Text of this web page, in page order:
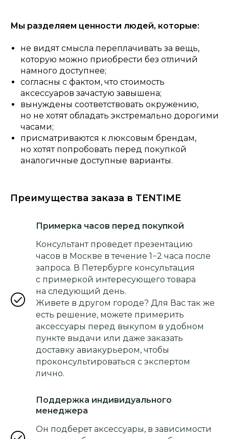
Мы разделяем ценности людей, которые:
не видят смысла переплачивать за вещь,
которую можно приобрести без отличий
намного доступнее;
согласны с фактом, что стоимость
аксессуаров зачастую завышена;
вынуждены соответствовать окружению,
но не хотят обладать экстремально дорогими
часами;
присматриваются к люксовым брендам,
но хотят попробовать перед покупкой
аналогичные доступные варианты.
Преимущества заказа в TENTIME
Примерка часов перед покупкой
Консультант проведет презентацию
часов в Москве в течение 1−2 часа после
запроса. В Петербурге консультация
с примеркой интересующего товара
на следующий день.
Живете в другом городе? Для Вас так же
есть решение, можете примерить
аксессуары перед выкупом в удобном
пункте выдачи или даже заказать
доставку авиакурьером, чтобы
проконсультироваться с экспертом
лично.
Поддержка индивидуального
менеджера
Он подберет аксессуары, в зависимости